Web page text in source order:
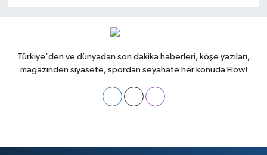
Türkiye'den ve dünyadan son dakika haberleri, köşe yazıları,
magazinden siyasete, spordan seyahate her konuda Flow!